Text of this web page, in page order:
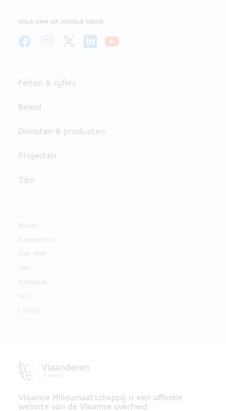
VOLG VMM OP SOCIALE MEDIA
Feiten & cijfers
Beleid
Diensten & producten
Projecten
Tips
Nieuws
Evenementen
Over VMM
Jobs
Publicaties
Pers
Contact
Vlaamse Milieumaatschappij is een officiële
website van de Vlaamse overheid